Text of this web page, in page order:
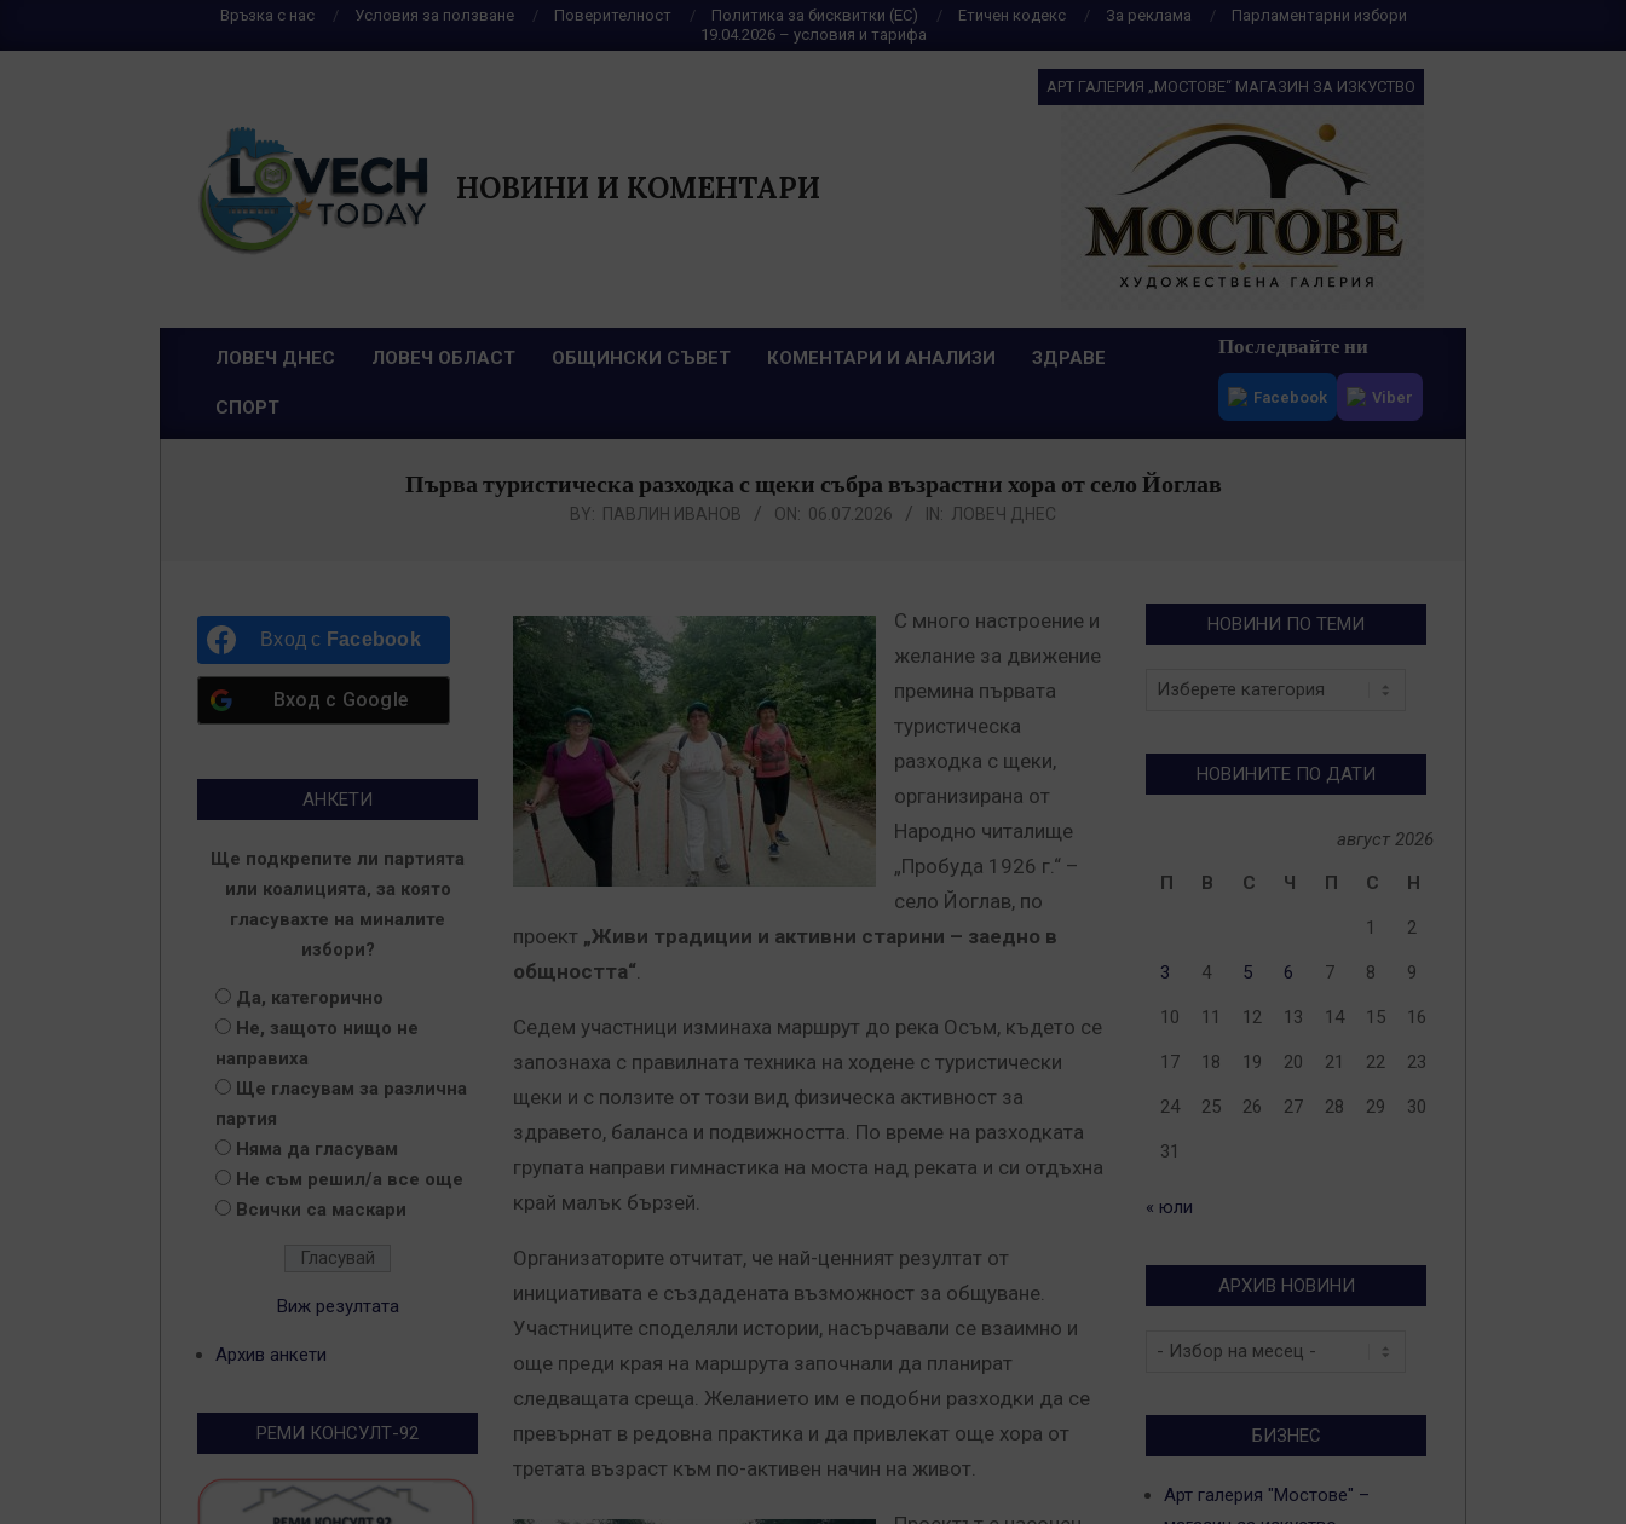
Връзка с нас Условия за ползване Поверителност Политика за бисквитки (ЕС) Етичен кодекс За реклама
Парламентарни избори
19.04.2026 – условия и тарифа
НОВИНИ И КОМЕНТАРИ
АРТ ГАЛЕРИЯ „МОСТОВЕ“ МАГАЗИН ЗА ИЗКУСТВО
Primary
ЛОВЕЧ ДНЕС ЛОВЕЧ ОБЛАСТ ОБЩИНСКИ СЪВЕТ КОМЕНТАРИ И АНАЛИЗИ ЗДРАВЕ
СПОРТ
Последвайте ни
Facebook Viber
Първа туристическа разходка с щеки събра възрастни хора от село Йоглав
BY: ПАВЛИН ИВАНОВ ON: 06.07.2026 IN: ЛОВЕЧ ДНЕС
С много настроение и
желание за движение
премина първата
туристическа
разходка с щеки,
организирана от
Народно читалище
„Пробуда 1926 г.“ –
село Йоглав, по
проект „Живи традиции и активни старини – заедно в
общността“.
Седем участници изминаха маршрут до река Осъм, където се
запознаха с правилната техника на ходене с туристически
щеки и с ползите от този вид физическа активност за
здравето, баланса и подвижността. По време на разходката
групата направи гимнастика на моста над реката и си отдъхна
край малък бързей.
Организаторите отчитат, че най-ценният резултат от
инициативата е създадената възможност за общуване.
Участниците споделяли истории, насърчавали се взаимно и
още преди края на маршрута започнали да планират
следващата среща. Желанието им е подобни разходки да се
превърнат в редовна практика и да привлекат още хора от
третата възраст към по-активен начин на живот.
Вход с Facebook
Вход с Google
АНКЕТИ
Ще подкрепите ли партията
или коалицията, за която
гласувахте на миналите
избори?
Да, категорично
Не, защото нищо не
направиха
Ще гласувам за различна
партия
Няма да гласувам
Не съм решил/а все още
Всички са маскари
Виж резултата
Архив анкети
РЕМИ КОНСУЛТ-92
НОВИНИ ПО ТЕМИ
Новини
НОВИНИТЕ ПО ДАТИ
август 2026
П
В С Ч П С Н
1 2
3 4 5 6 7 8 9
10 11 12 13 14 15 16
17 18 19 20 21 22 23
24 25 26 27 28 29 30
31
« юли
АРХИВ НОВИНИ
Архив
БИЗНЕС
Арт галерия "Мостове" –